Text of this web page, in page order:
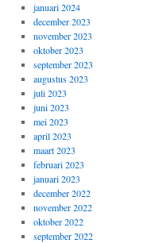
januari 2024
december 2023
november 2023
oktober 2023
september 2023
augustus 2023
juli 2023
juni 2023
mei 2023
april 2023
maart 2023
februari 2023
januari 2023
december 2022
november 2022
oktober 2022
september 2022